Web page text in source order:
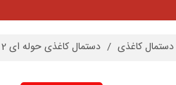
دستمال کاغذی / دستمال کاغذی حوله ای 2 رول تنو